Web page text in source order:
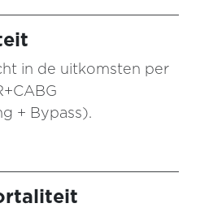
in de uitkomsten per
+ Bypass).